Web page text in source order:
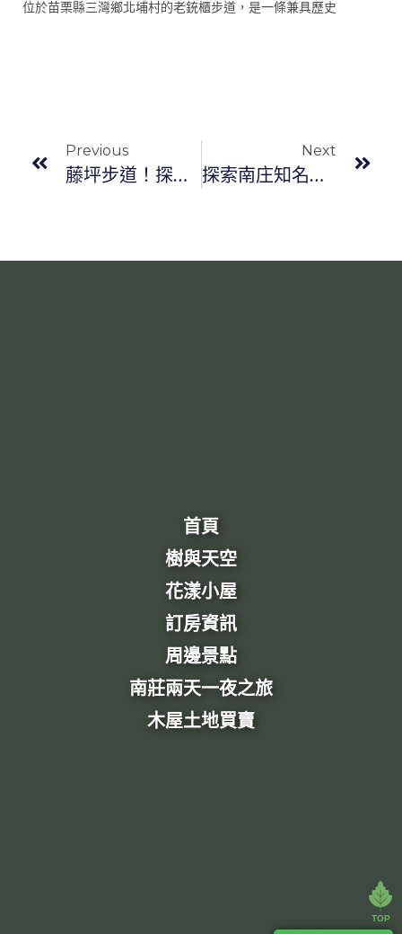
位於苗栗縣三灣鄉北埔村的老銃櫃步道，是一條兼具歷史
Previous
藤坪步道！探索南庄秘境，沉浸於大自然的綠意懷抱
Next
探索南庄知名景點：吊橋頭文化園區，體驗客家文化魅力
首頁
樹與天空
花漾小屋
訂房資訊
周邊景點
南莊兩天一夜之旅
木屋土地買賣